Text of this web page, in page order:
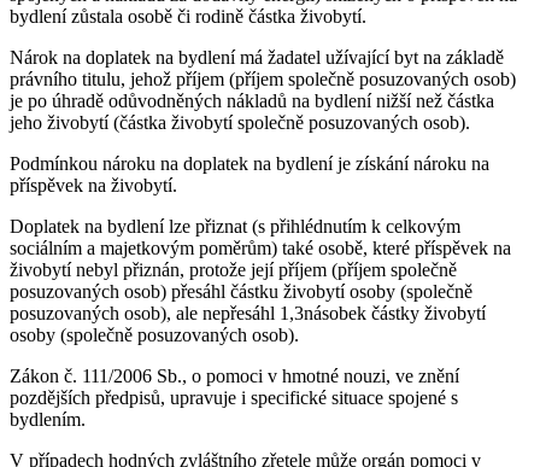
bydlení zůstala osobě či rodině částka živobytí.
Nárok na doplatek na bydlení má žadatel užívající byt na základě
právního titulu, jehož příjem (příjem společně posuzovaných osob)
je po úhradě odůvodněných nákladů na bydlení nižší než částka
jeho živobytí (částka živobytí společně posuzovaných osob).
Podmínkou nároku na doplatek na bydlení je získání nároku na
příspěvek na živobytí.
Doplatek na bydlení lze přiznat (s přihlédnutím k celkovým
sociálním a majetkovým poměrům) také osobě, které příspěvek na
živobytí nebyl přiznán, protože její příjem (příjem společně
posuzovaných osob) přesáhl částku živobytí osoby (společně
posuzovaných osob), ale nepřesáhl 1,3násobek částky živobytí
osoby (společně posuzovaných osob).
Zákon č. 111/2006 Sb., o pomoci v hmotné nouzi, ve znění
pozdějších předpisů, upravuje i specifické situace spojené s
bydlením.
V případech hodných zvláštního zřetele může orgán pomoci v